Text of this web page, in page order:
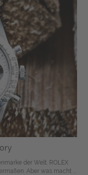
der Welt. ROLEX
Aber was macht ...